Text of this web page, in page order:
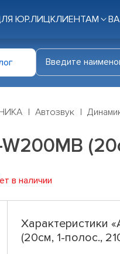
ЮР.ЛИЦКЛИЕНТАМ
Автозвук
W200MB
в наличии
Характеристики
(20см, 1-полос.,